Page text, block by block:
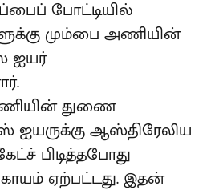
போட்டியில்
மும்பை அணியின்
ஐயர்
துணை
ஆஸ்திரேலிய
பிடித்தபோது
ஏற்பட்டது. இதன்